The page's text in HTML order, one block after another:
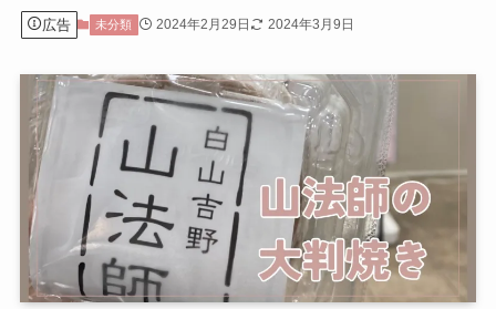
広告 未分類 2024年2月29日 2024年3月9日